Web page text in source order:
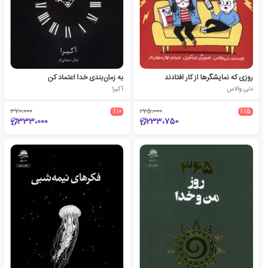
روزی که نمایشگرها از کار افتادند
دنی والاس
٪15 275،000
233،750
به زمان‌بندی خدا اعتماد کن
آکیرا
٪10 370،000
333،000